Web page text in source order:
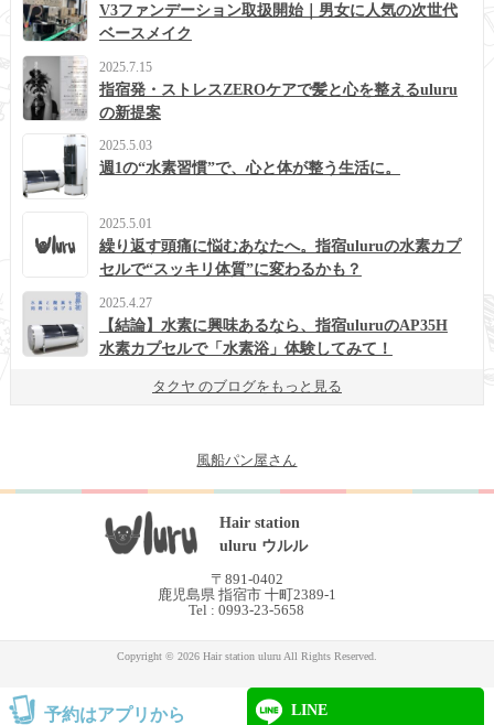
V3ファンデーション取扱開始｜男女に人気の次世代
ベースメイク
2025.7.15
指宿発・ストレスZEROケアで髪と心を整えるuluru
の新提案
2025.5.03
週1の“水素習慣”で、心と体が整う生活に。
2025.5.01
繰り返す頭痛に悩むあなたへ。指宿uluruの水素カプ
セルで“スッキリ体質”に変わるかも？
2025.4.27
【結論】水素に興味あるなら、指宿uluruのAP35H
水素カプセルで「水素浴」体験してみて！
タクヤ のブログをもっと見る
風船パン屋さん
Hair station
uluru ウルル
〒891-0402
鹿児島県 指宿市 十町2389-1
Tel : 0993-23-5658
予約はアプリから LINE
Copyright © 2026 Hair station uluru All Rights Reserved.